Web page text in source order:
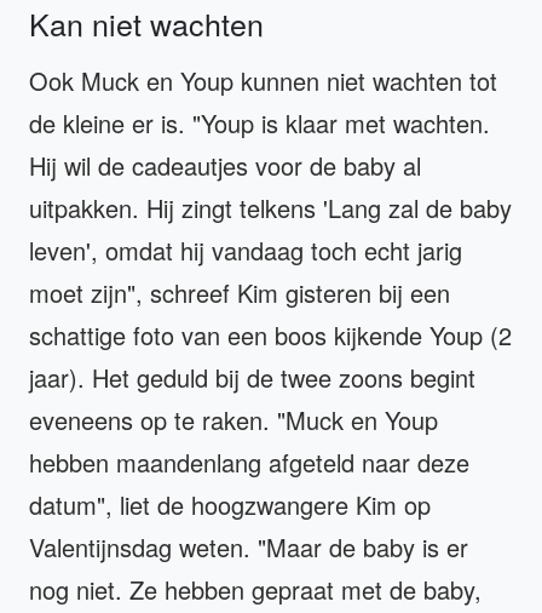
Kan niet wachten
Ook Muck en Youp kunnen niet wachten tot
de kleine er is. "Youp is klaar met wachten.
Hij wil de cadeautjes voor de baby al
uitpakken. Hij zingt telkens 'Lang zal de baby
leven', omdat hij vandaag toch echt jarig
moet zijn", schreef Kim gisteren bij een
schattige foto van een boos kijkende Youp (2
jaar). Het geduld bij de twee zoons begint
eveneens op te raken. "Muck en Youp
hebben maandenlang afgeteld naar deze
datum", liet de hoogzwangere Kim op
Valentijnsdag weten. "Maar de baby is er
nog niet. Ze hebben gepraat met de baby,